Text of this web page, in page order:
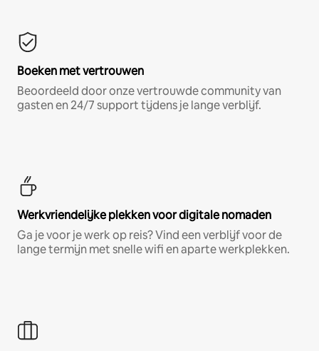
Boeken met vertrouwen
Beoordeeld door onze vertrouwde community van
gasten en 24/7 support tijdens je lange verblijf.
Werkvriendelijke plekken voor digitale nomaden
Ga je voor je werk op reis? Vind een verblijf voor de
lange termijn met snelle wifi en aparte werkplekken.